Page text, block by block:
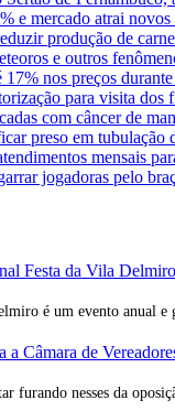
e mercado atrai
produção de
e outros
nos preços
para visita dos
com câncer de
preso em tubulação
mensais
jogadoras pelo
Festa da Vila
é um evento anual
a Câmara de
furando nesses da